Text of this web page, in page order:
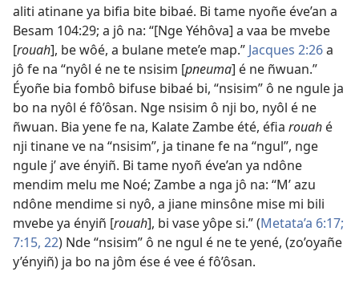
aliti atinane ya bifia bite bibaé. Bi tame nyoñe éve’an a
Besam 104:29; a jô na: “[Nge Yéhôva] a vaa be mvebe
[rouah], be wôé, a bulane mete’e map.” Jacques 2:26a
jô fe na “nyôl é ne te nsisim [pneuma] é ne ñwuan.”
Éyoñe bia fombô bifuse bibaé bi, “nsisim” ô ne ngule ja
bo na nyôl é fô’ôsan. Nge nsisim ô nji bo, nyôl é ne
ñwuan. Bia yene fe na, Kalate Zambe été, éfia rouah é
nji tinane ve na “nsisim”, ja tinane fe na “ngul”, nge
ngule j’ ave ényiñ. Bi tame nyoñ éve’an ya ndône
mendim melu me Noé; Zambe a nga jô na: “M’ azu
ndône mendime si nyô, a jiane minsône mise mi bili
mvebe ya ényiñ [rouah], bi vase yôpe si.” (Metata’a 6:17;
7:15, 22) Nde “nsisim” ô ne ngul é ne te yené, (zo’oyañe
y’ényiñ) ja bo na jôm ése é vee é fô’ôsan.